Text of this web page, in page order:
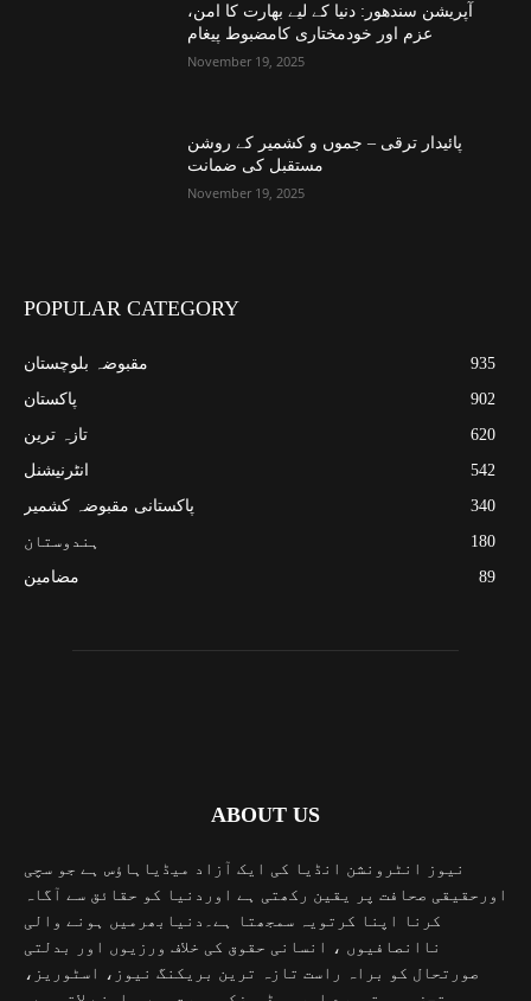
آپریشن سندھور: دنیا کے لیے بھارت کا امن،
عزم اور خودمختاری کامضبوط پیغام
November 19, 2025
پائیدار ترقی – جموں و کشمیر کے روشن
مستقبل کی ضمانت
November 19, 2025
POPULAR CATEGORY
مقبوضہ بلوچستان
935
پاکستان
902
تازہ ترین
620
انٹرنیشنل
542
پاکستانی مقبوضہ کشمیر
340
ہندوستان
180
مضامین
89
ABOUT US
نیوز انٹرونشن انڈیا کی ایک آزاد میڈیاہاؤس ہے جو سچی
اورحقیقی صحافت پر یقین رکھتی ہے اوردنیا کو حقائق سے آگاہ
کرنا اپنا کرتویہ سمجھتا ہے۔دنیابھرمیں ہونے والی
ناانصافیوں ، انسانی حقوق کی خلاف ورزیوں اور بدلتی
صورتحال کو براہ راست تازہ ترین بریکنگ نیوز، اسٹوریز،